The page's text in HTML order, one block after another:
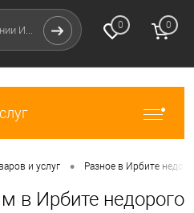
0 0
и услуг • Разное в Ирбите
в Ирбите недорого